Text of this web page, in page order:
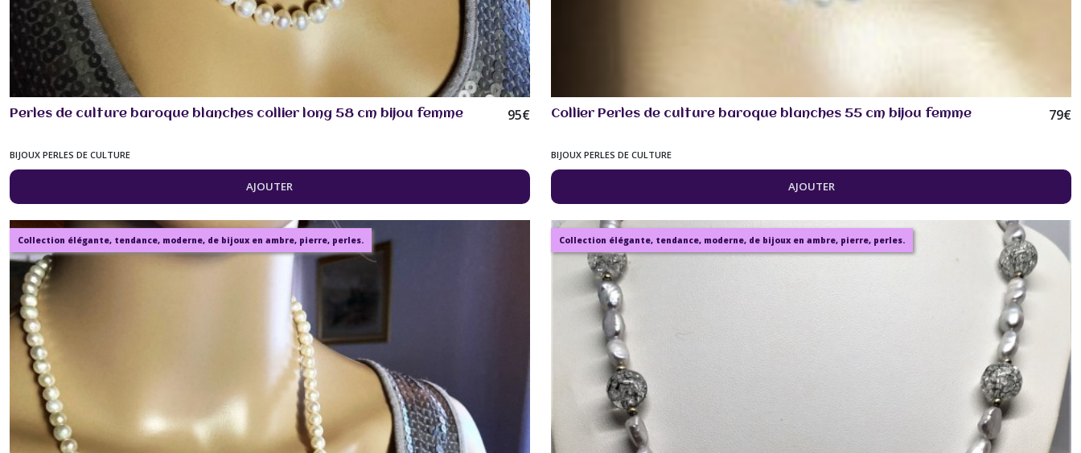
Perles de culture baroque blanches collier long 58 cm bijou femme 95€
BIJOUX PERLES DE CULTURE
AJOUTER
Collier Perles de culture baroque blanches 55 cm bijou femme 79€
BIJOUX PERLES DE CULTURE
AJOUTER
Collection élégante, tendance, moderne, de bijoux en ambre, pierre, perles. Collection élégante, tendance, moderne, de bijoux en ambre, pierre, perles.